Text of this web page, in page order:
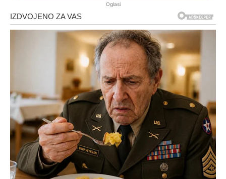
Oglasi